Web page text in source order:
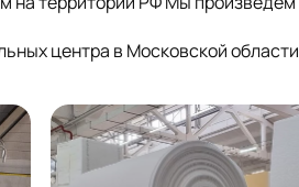
центра в Московской области